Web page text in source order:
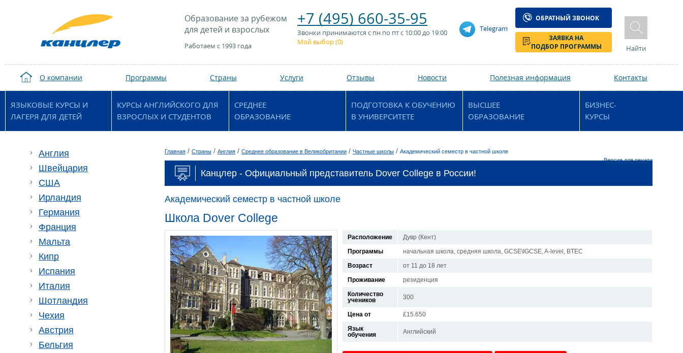
Образование за рубежом
для детей и взрослых
Работаем с 1993 года
+7 (495) 660-35-95
Звонки принимаются с пн по пт с 10:00 до 19:00
Мой выбор (0)
Telegram
ОБРАТНЫЙ ЗВОНОК
ЗАЯВКА НА
ПОДБОР ПРОГРАММЫ
Найти
О компании Программы Страны Услуги Отзывы Новости Полезная информация Контакты
ЯЗЫКОВЫЕ КУРСЫ И
ЛАГЕРЯ ДЛЯ ДЕТЕЙ
КУРСЫ АНГЛИЙСКОГО ДЛЯ
ВЗРОСЛЫХ И СТУДЕНТОВ
СРЕДНЕЕ
ОБРАЗОВАНИЕ
ПОДГОТОВКА К ОБУЧЕНИЮ
В УНИВЕРСИТЕТЕ
ВЫСШЕЕ
ОБРАЗОВАНИЕ
БИЗНЕС-
КУРСЫ
Англия
Швейцария
США
Ирландия
Германия
Франция
Мальта
Кипр
Испания
Италия
Шотландия
Чехия
Австрия
Бельгия
Главная / Страны / Англия / Среднее образование в Великобритании / Частные школы / Академический семестр в частной школе
Версия для печати
Канцлер - Официальный представитель Dover College в России!
Академический семестр в частной школе
Школа Dover College
Расположение
Дувр (Кент)
Программы
начальная школа, средняя школа, GCSE\IGCSE, A-level, BTEC
Возраст
от 11 до 18 лет
Проживание
резиденция
Количество
учеников
300
Цена от
£15.650
Язык
обучения
Английский